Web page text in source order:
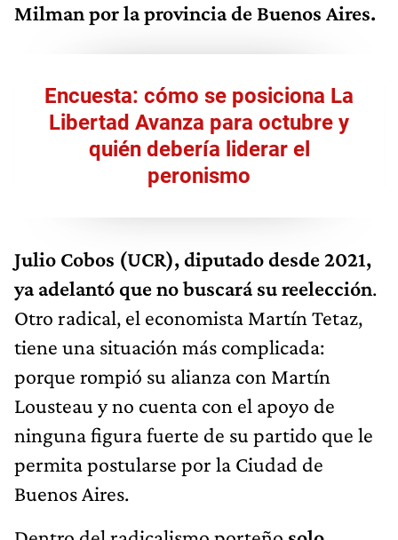
Milman por la provincia de Buenos Aires.
Encuesta: cómo se posiciona La
Libertad Avanza para octubre y
quién debería liderar el
peronismo
Julio Cobos (UCR), diputado desde 2021,
ya adelantó que no buscará su reelección.
Otro radical, el economista Martín Tetaz,
tiene una situación más complicada:
porque rompió su alianza con Martín
Lousteau y no cuenta con el apoyo de
ninguna figura fuerte de su partido que le
permita postularse por la Ciudad de
Buenos Aires.